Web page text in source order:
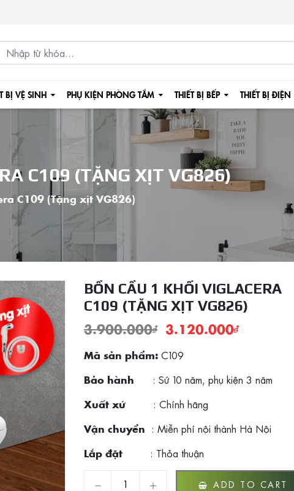
BỊ VỆ SINH PHỤ KIỆN PHÒNG TẮM THIẾT BỊ BẾP THIẾT BỊ ĐIỆN
C109 (TẶNG XỊT VG826)
C109 (Tặng xịt VG826)
BỒN CẦU 1 KHỐI VIGLACERA
C109 (TẶNG XỊT VG826)
3.900.000₫ 3.120.000₫
Mã sản phẩm: C109
Bảo hành : Sứ 10 năm, phụ kiện 3 năm
Xuất xứ : Chính hãng
Vận chuyển : Miễn phí nội thành Hà Nội
Lắp đặt : Thỏa thuận
Bồn cầu 1 khối Viglacera C109 (Tặng xịt VG826)
ADD TO CART